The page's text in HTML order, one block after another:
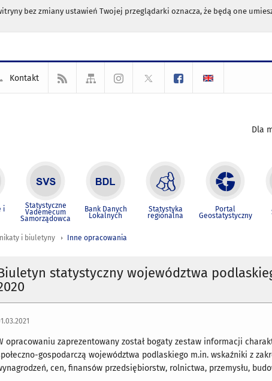
bez zmiany ustawień Twojej przeglądarki oznacza, że będą one
Kontakt
Dla
i Statystyczne
Vademecum
Samorządowca
Bank Danych
Lokalnych
Statystyka
regionalna
Portal
Geostatystyczny
i biuletyny Inne opracowania
statystyczny województwa
opracowaniu zaprezentowany został bogaty zestaw informacji
gospodarczą województwa podlaskiego m.in. wskaźniki z
cen, finansów przedsiębiorstw, rolnictwa, przemysłu,